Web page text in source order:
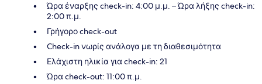
Ώρα έναρξης check-in: 4:00 μ.μ. – Ώρα λήξης check-in:
2:00 π.μ.
Γρήγορο check-out
Check-in νωρίς ανάλογα με τη διαθεσιμότητα
Ελάχιστη ηλικία για check-in: 21
Ώρα check-out: 11:00 π.μ.